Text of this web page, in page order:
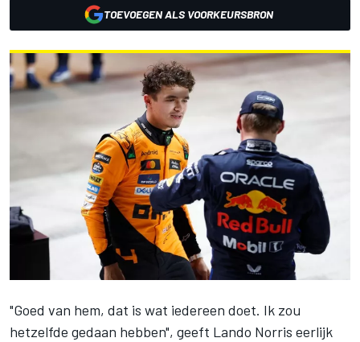
TOEVOEGEN ALS VOORKEURSBRON
"Goed van hem, dat is wat iedereen doet. Ik zou
hetzelfde gedaan hebben", geeft Lando Norris eerlijk